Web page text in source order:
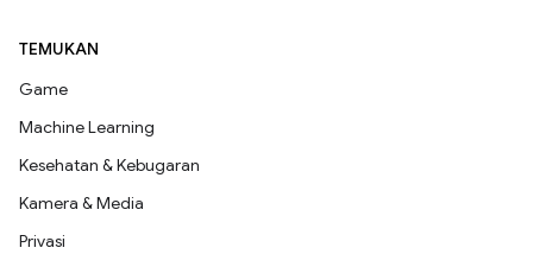
TEMUKAN
Game
Machine Learning
Kesehatan & Kebugaran
Kamera & Media
Privasi